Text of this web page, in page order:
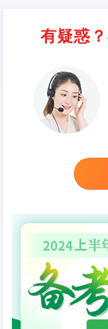
有疑惑